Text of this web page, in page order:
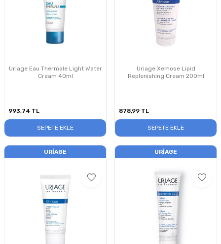
Uriage Eau Thermale Light Water
Cream 40ml
993,74 TL
SEPETE EKLE
Uriage Xemose Lipid
Replenishing Cream 200ml
878,99 TL
SEPETE EKLE
URIAGE URIAGE